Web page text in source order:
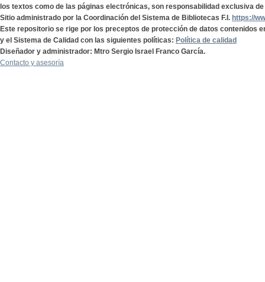
los textos como de las páginas electrónicas, son responsabilidad exclusiva
Sitio administrado por la Coordinación del Sistema de Bibliotecas F.I. https://
Este repositorio se rige por los preceptos de protección de datos contenidos
y el Sistema de Calidad con las siguientes políticas: Política de calidad
Diseñador y administrador: Mtro Sergio Israel Franco García.
Contacto y asesoría